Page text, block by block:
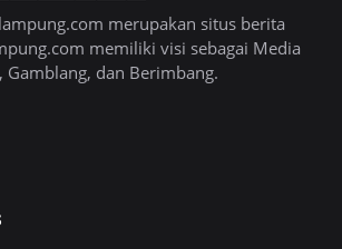
merupakan situs berita
memiliki visi sebagai Media
Gamblang, dan Berimbang.